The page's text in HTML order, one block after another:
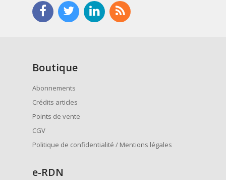
Boutique
Abonnements
Crédits articles
Points de vente
CGV
Politique de confidentialité / Mentions légales
e-RDN